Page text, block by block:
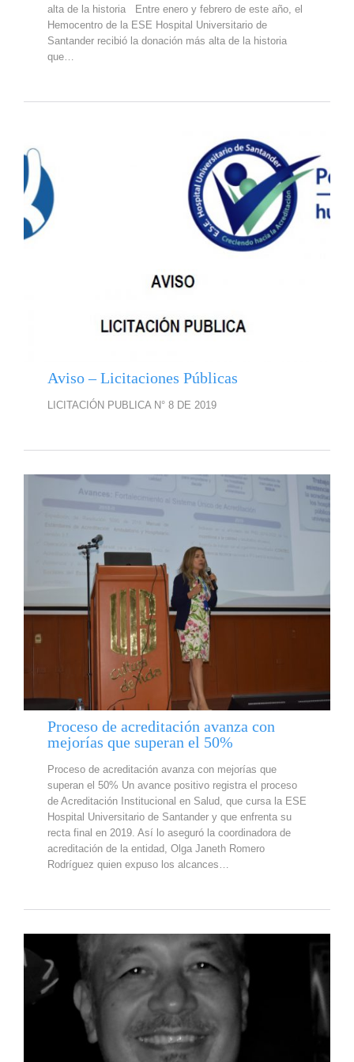
alta de la historia Entre enero y febrero de este año, el
Hemocentro de la ESE Hospital Universitario de
Santander recibió la donación más alta de la historia
que…
Aviso – Licitaciones Públicas
LICITACIÓN PUBLICA N° 8 DE 2019
Proceso de acreditación avanza con
mejorías que superan el 50%
Proceso de acreditación avanza con mejorías que
superan el 50% Un avance positivo registra el proceso
de Acreditación Institucional en Salud, que cursa la ESE
Hospital Universitario de Santander y que enfrenta su
recta final en 2019. Así lo aseguró la coordinadora de
acreditación de la entidad, Olga Janeth Romero
Rodríguez quien expuso los alcances…